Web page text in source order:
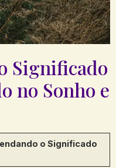
Significado
no⁣ Sonho e
⁤o Significado